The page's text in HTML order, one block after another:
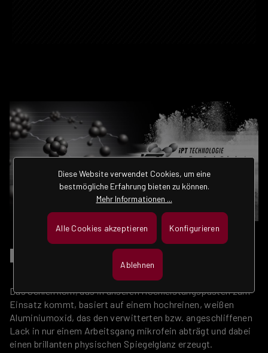
IPT TECHNOLOGIE
Das Schleifkorn, das in unseren Hochleistungspasten zum
Einsatz kommt, basiert auf einem hochreinen, weißen
Aluminiumoxid, das den verwitterten bzw. angeschliffenen
Lack in nur einem Arbeitsgang mikrofein abträgt und dabei
einen brillanten physischen Spiegelglanz erzeugt.
Diese Website verwendet Cookies, um eine
bestmögliche Erfahrung bieten zu können.
Mehr Informationen ...
Alle Cookies akzeptieren Konfigurieren
Ablehnen